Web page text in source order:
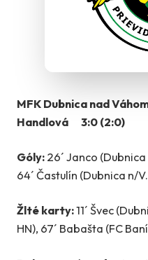
MFK Dubnica nad
Handlová 3:0 (2:0)
Góly: 26´ Janco
64´ Častulín (Dubnica n/
Žlté karty:11´ Švec
HN), 67´ Babašta (FC